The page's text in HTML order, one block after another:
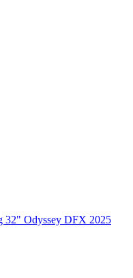
32" Odyssey DFX 2025